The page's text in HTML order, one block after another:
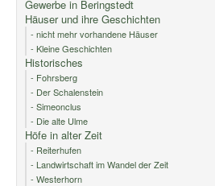
Gewerbe in Beringstedt
Häuser und ihre Geschichten
- nicht mehr vorhandene Häuser
- Kleine Geschichten
Historisches
- Fohrsberg
- Der Schalenstein
- Simeonclus
- Die alte Ulme
Höfe in alter Zeit
- Reiterhufen
- Landwirtschaft im Wandel der Zeit
- Westerhorn